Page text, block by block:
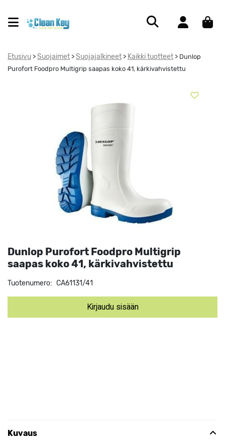
Etusivu > Suojaimet > Suojajalkineet > Kaikki tuotteet > Dunlop
Purofort Foodpro Multigrip saapas koko 41, kärkivahvistettu
Dunlop Purofort Foodpro Multigrip
saapas koko 41, kärkivahvistettu
Tuotenumero: CA61131/41
Kirjaudu sisään
Kuvaus